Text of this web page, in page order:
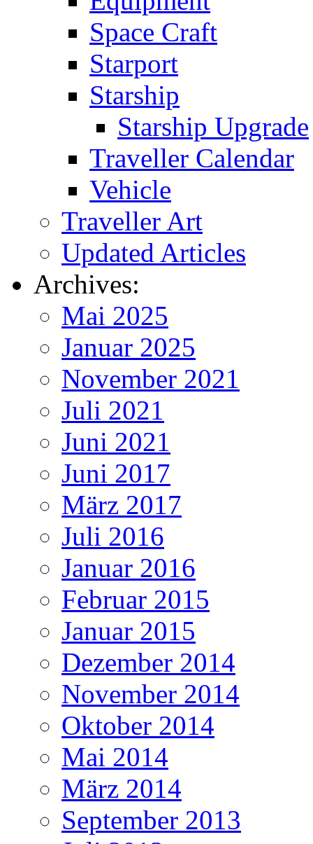
Space Craft
Starport
Starship
Starship Upgrade
Traveller Calendar
Vehicle
Traveller Art
Updated Articles
Archives:
Mai 2025
Januar 2025
November 2021
Juli 2021
Juni 2021
Juni 2017
März 2017
Juli 2016
Januar 2016
Februar 2015
Januar 2015
Dezember 2014
November 2014
Oktober 2014
Mai 2014
März 2014
September 2013